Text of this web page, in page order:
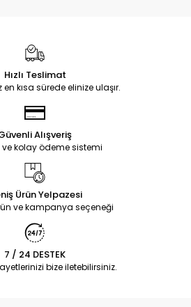
Hızlı Teslimat
kısa sürede elinize ulaşır.
Alışveriş
ve kolay ödeme sistemi
Ürün Yelpazesi
ve kampanya seçeneği
7 / 24 DESTEK
bize iletebilirsiniz.